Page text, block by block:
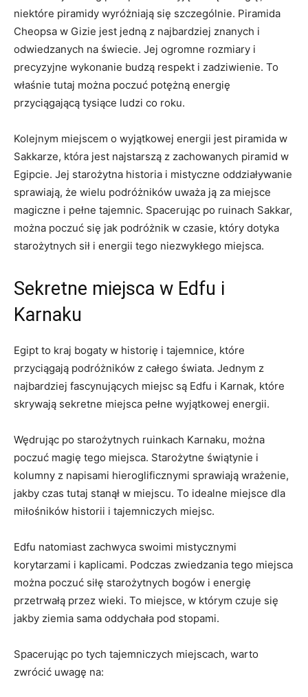
niektóre piramidy wyróżniają się szczególnie.⁢ Piramida
Cheopsa ⁤w ⁤Gizie jest jedną⁤ z‍ najbardziej znanych i
odwiedzanych⁢ na ‌świecie. Jej⁤ ogromne ⁤rozmiary ⁤i
precyzyjne‌ wykonanie ⁣budzą respekt i zadziwienie. To
właśnie ‍tutaj można poczuć potężną energię
przyciągającą tysiące ludzi co roku.
Kolejnym miejscem o wyjątkowej​ energii⁤ jest piramida w
Sakkarze, która jest najstarszą‍ z zachowanych piramid w
Egipcie. Jej ⁣starożytna‌ historia ⁤i mistyczne oddziaływanie
sprawiają, że wielu podróżników uważa ją ​za miejsce
magiczne i pełne⁣ tajemnic. Spacerując po ruinach Sakkar,
można poczuć się jak⁣ podróżnik w czasie, który dotyka
starożytnych sił ⁤i energii tego niezwykłego miejsca.
Sekretne miejsca ‌w Edfu i
⁤Karnaku
Egipt⁢ to kraj bogaty⁤ w historię ⁣i tajemnice, które⁢
przyciągają podróżników ‌z całego⁢ świata. Jednym ‌z
⁢najbardziej fascynujących ⁣miejsc są Edfu i​ Karnak, które
⁣skrywają sekretne ⁤miejsca pełne wyjątkowej energii.
Wędrując po starożytnych​ ruinkach ⁤Karnaku, można
poczuć magię tego miejsca.‍ Starożytne‍ świątynie i‌
kolumny z napisami hieroglificznymi ‌sprawiają wrażenie,
jakby czas tutaj stanął w ‍miejscu. To idealne ⁤miejsce⁤ dla
miłośników historii i tajemniczych ⁢miejsc.
Edfu natomiast zachwyca‌ swoimi ⁢mistycznymi
korytarzami i kaplicami. Podczas zwiedzania tego⁤ miejsca
można poczuć ⁢siłę starożytnych bogów i energię‍
przetrwałą przez wieki. To miejsce, w którym ‌czuje się
jakby​ ziemia sama ⁤oddychała pod stopami.
Spacerując po tych tajemniczych ⁤miejscach, warto
⁣zwrócić ​uwagę na: